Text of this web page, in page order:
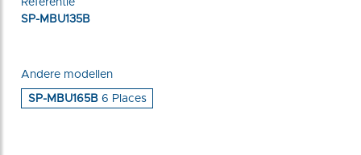
Referentie
SP-MBU135B
Andere modellen
SP-MBU165B 6 Places